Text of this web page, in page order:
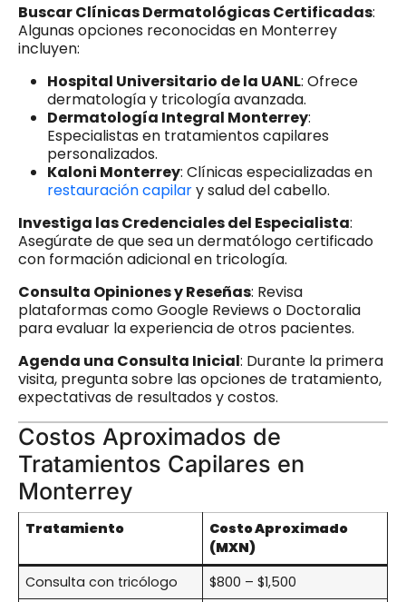
Buscar Clínicas Dermatológicas Certificadas:
Algunas opciones reconocidas en Monterrey
incluyen:
Hospital Universitario de la UANL: Ofrece
dermatología y tricología avanzada.
Dermatología Integral Monterrey:
Especialistas en tratamientos capilares
personalizados.
Kaloni Monterrey: Clínicas especializadas en
restauración capilary salud del cabello.
Investiga las Credenciales del Especialista:
Asegúrate de que sea un dermatólogo certificado
con formación adicional en tricología.
Consulta Opiniones y Reseñas: Revisa
plataformas como Google Reviews o Doctoralia
para evaluar la experiencia de otros pacientes.
Agenda una Consulta Inicial: Durante la primera
visita, pregunta sobre las opciones de tratamiento,
expectativas de resultados y costos.
Costos Aproximados de
Tratamientos Capilares en
Monterrey
Tratamiento
Costo Aproximado
(MXN)
Consulta con tricólogo
$800 – $1,500